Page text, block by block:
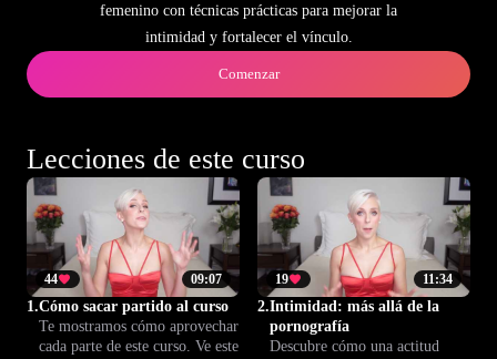
femenino con técnicas prácticas para mejorar la
intimidad y fortalecer el vínculo.
Comenzar
Lecciones de este curso
09:07
44
1.Cómo sacar partido al curso
Te mostramos cómo aprovechar
cada parte de este curso. Ve este
11:34
19
2.Intimidad: más allá de la
pornografía
Descubre cómo una actitud